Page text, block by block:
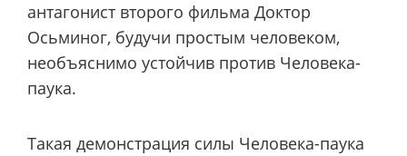
антагонист второго фильма Доктор
Осьминог, будучи простым человеком,
необъяснимо устойчив против Человека-
паука.
Такая демонстрация силы Человека-паука